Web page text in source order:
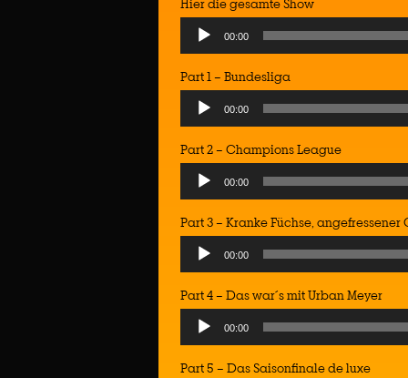
Hier die gesamte Show
Audio
Player
00:00
Part 1 – Bundesliga
Audio
Player
00:00
Part 2 – Champions League
Audio
Player
00:00
Part 3 – Kranke Füchse, angefressener
Audio
Player
00:00
Part 4 – Das war´s mit Urban Meyer
Audio
Player
00:00
Part 5 – Das Saisonfinale de luxe